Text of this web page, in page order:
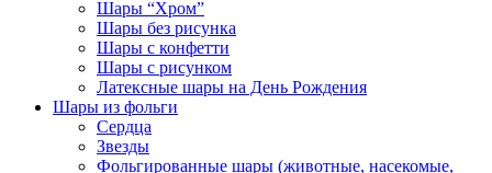
Шары “Хром”
Шары без рисунка
Шары с конфетти
Шары с рисунком
Латексные шары на День Рождения
Шары из фольги
Сердца
Звезды
Фольгированные шары (животные, насекомые,